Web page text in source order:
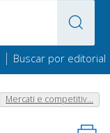
| Buscar por editorial
Mercati e competitiv...